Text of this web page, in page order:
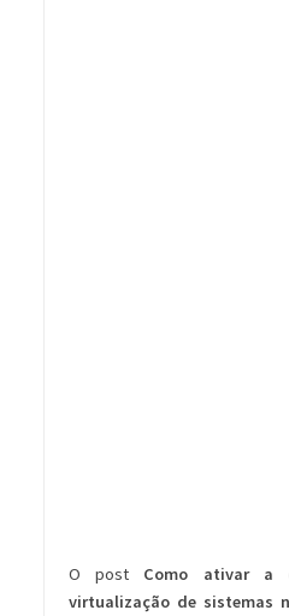
O post Como ativar a
virtualização de sistemas